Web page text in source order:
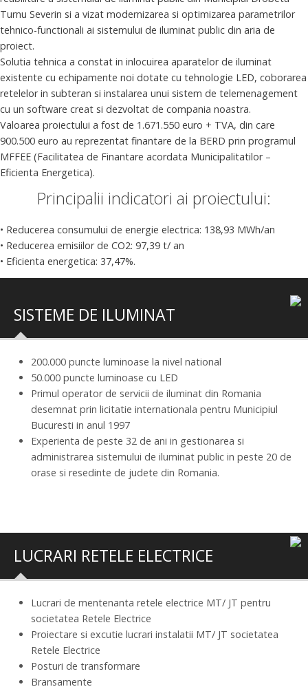
Turnu Severin si a vizat modernizarea si optimizarea parametrilor
tehnico-functionali ai sistemului de iluminat public din aria de
proiect.
Solutia tehnica a constat in inlocuirea aparatelor de iluminat
existente cu echipamente noi dotate cu tehnologie LED, coborarea
retelelor in subteran si instalarea unui sistem de telemenagement
cu un software creat si dezvoltat de compania noastra.
Valoarea proiectului a fost de 1.671.550 euro + TVA, din care
900.500 euro au reprezentat finantare de la BERD prin programul
MFFEE (Facilitatea de Finantare acordata Municipalitatilor –
Eficienta Energetica).
Principalii indicatori ai proiectului:
• Reducerea consumului de energie electrica: 138,93 MWh/an
• Reducerea emisiilor de CO2: 97,39 t/ an
• Eficienta energetica: 37,47%.
SISTEME DE ILUMINAT
200.000 puncte luminoase la nivel national
50.000 puncte luminoase cu LED
Primul operator de servicii de iluminat din Romania
desemnat prin licitatie internationala pentru Municipiul
Bucuresti in anul 1997
Experienta de peste 32 de ani in gestionarea si
administrarea sistemului de iluminat public in peste 20 de
orase si resedinte de judete din Romania.
LUCRARI RETELE ELECTRICE
Lucrari de mentenanta retele electrice MT/ JT pentru
societatea Retele Electrice
Proiectare si excutie lucrari instalatii MT/ JT societatea
Retele Electrice
Posturi de transformare
Bransamente